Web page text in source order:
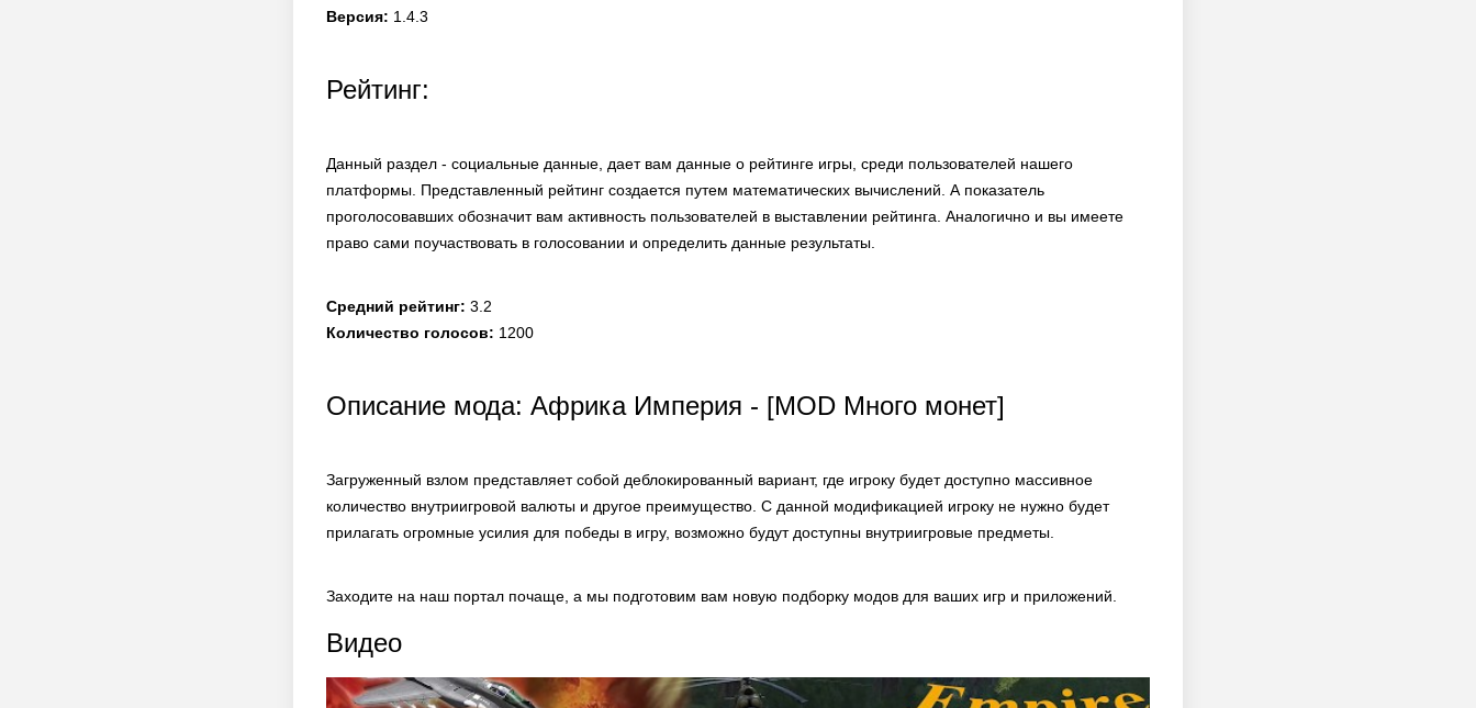
Версия: 1.4.3
Рейтинг:
Данный раздел - социальные данные, дает вам данные о рейтинге игры, среди пользователей нашего
платформы. Представленный рейтинг создается путем математических вычислений. А показатель
проголосовавших обозначит вам активность пользователей в выставлении рейтинга. Аналогично и вы имеете
право сами поучаствовать в голосовании и определить данные результаты.
Средний рейтинг: 3.2
Количество голосов: 1200
Описание мода: Африка Империя - [MOD Много монет]
Загруженный взлом представляет собой деблокированный вариант, где игроку будет доступно массивное
количество внутриигровой валюты и другое преимущество. С данной модификацией игроку не нужно будет
прилагать огромные усилия для победы в игру, возможно будут доступны внутриигровые предметы.
Заходите на наш портал почаще, а мы подготовим вам новую подборку модов для ваших игр и приложений.
Видео